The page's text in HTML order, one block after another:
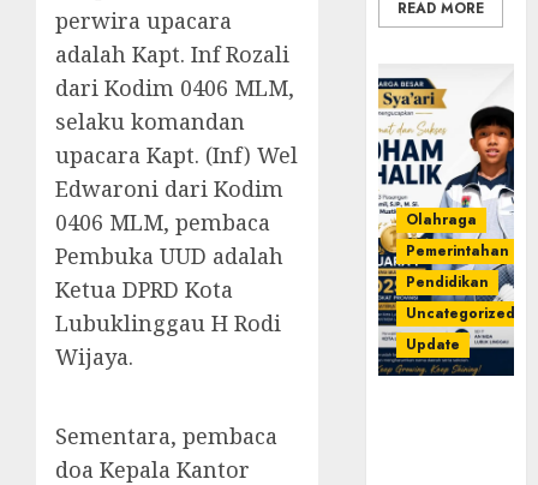
perwira upacara
adalah Kapt. Inf Rozali
dari Kodim 0406 MLM,
selaku komandan
upacara Kapt. (Inf) Wel
Edwaroni dari Kodim
0406 MLM, pembaca
Pembuka UUD adalah
Ketua DPRD Kota
Lubuklinggau H Rodi
Wijaya.
Sementara, pembaca
doa Kepala Kantor
READ MORE
Olahraga
Pemerintahan
Pendidikan
Uncategorized
Update